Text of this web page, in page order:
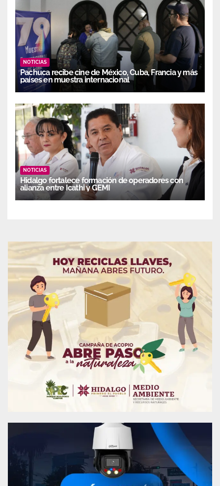
NOTICIAS
Pachuca recibe cine de México, Cuba, Francia y más
países en muestra internacional
NOTICIAS
Hidalgo fortalece formación de operadores con
alianza entre Icathi y GEMI